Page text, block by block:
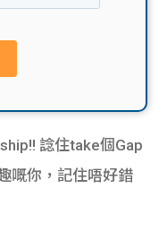
諗住take個Gap
嘅你，記住唔好錯